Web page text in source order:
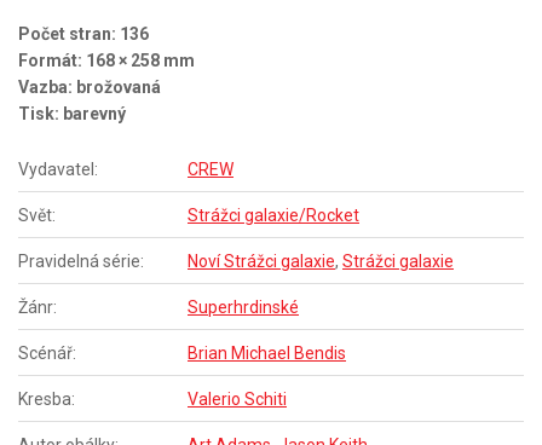
Počet stran: 136
Formát: 168 × 258 mm
Vazba: brožovaná
Tisk: barevný
Vydavatel: CREW
Svět: Strážci galaxie/Rocket
Pravidelná série: Noví Strážci galaxie, Strážci galaxie
Žánr: Superhrdinské
Scénář: Brian Michael Bendis
Kresba: Valerio Schiti